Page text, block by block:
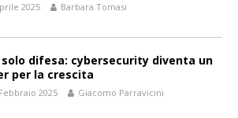
2025 Barbara Tomasi
solo difesa: cybersecurity diventa un
per la crescita
2025 Giacomo Parravicini